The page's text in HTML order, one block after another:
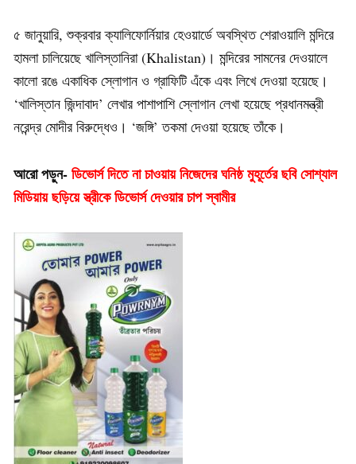
৫ জানুয়ারি, শুক্রবার ক্যালিফোর্নিয়ার হেওয়ার্ডে অবস্থিত শেরাওয়ালি মন্দিরে
হামলা চালিয়েছে খালিস্তানিরা (Khalistan)। মন্দিরের সামনের দেওয়ালে
কালো রঙে একাধিক স্লোগান ও গ্রাফিটি এঁকে এবং লিখে দেওয়া হয়েছে।
‘খালিস্তান জিন্দাবাদ’ লেখার পাশাপাশি স্লোগান লেখা হয়েছে প্রধানমন্ত্রী
নরেন্দ্র মোদীর বিরুদ্ধেও। ‘জঙ্গি’ তকমা দেওয়া হয়েছে তাঁকে।
আরো পড়ুন-ডিভোর্স দিতে না চাওয়ায় নিজেদের ঘনিষ্ঠ মুহূর্তের ছবি সোশ্যাল
মিডিয়ায় ছড়িয়ে স্ত্রীকে ডিভোর্স দেওয়ার চাপ স্বামীর